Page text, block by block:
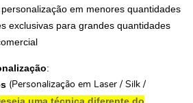
em menores quantidades
exclusivas para grandes quantidades
:
(Personalização em Laser / Silk /